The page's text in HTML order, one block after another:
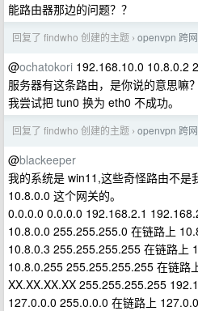
能路由器那边的问题？？
回复了 findwho 创建的主题 › openvpn 跨
@ochatokori 192.168.10.0 10.8.0.2
服务器有这条路由，是你说的意思嘛？
我尝试把 tun0 换为 eth0 不成功。
回复了 findwho 创建的主题 › openvpn 跨
@blackeeper
我的系统是 win11,这些奇怪路由不是
10.8.0.0 这个网关的。
0.0.0.0 0.0.0.0 192.168.2.1
10.8.0.0 255.255.255.0 在链路上
10.8.0.3 255.255.255.255 在链路上
10.8.0.255 255.255.255.255 在链路
XX.XX.XX.XX 255.255.255.255
127.0.0.0 255.0.0.0 在链路上